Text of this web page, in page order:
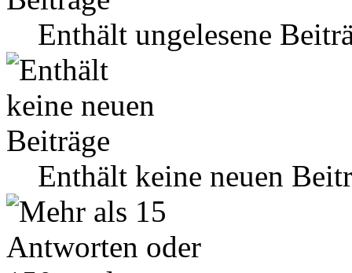
Enthält ungelesene
Enthält keine neuen